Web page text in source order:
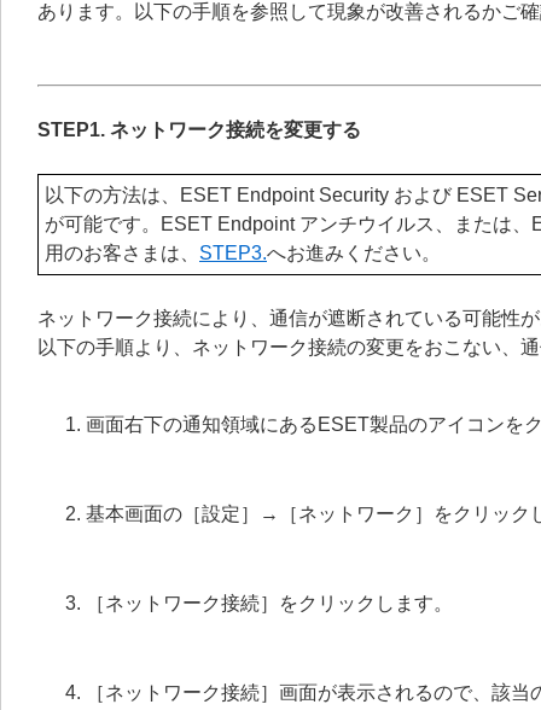
あります。以下の手順を参照して現象が改善されるかご
STEP1. ネットワーク接続を変更する
以下の方法は、ESET Endpoint Security および ESET
が可能です。ESET Endpoint アンチウイルス、または
用のお客さまは、 STEP3.へお進みください。
ネットワーク接続により、通信が遮断されている可能性
以下の手順より、ネットワーク接続の変更をおこない、
画面右下の通知領域にあるESET製品のアイコンを
基本画面の［設定］→［ネットワーク］をクリック
［ネットワーク接続］をクリックします。
［ネットワーク接続］画面が表示されるので、該